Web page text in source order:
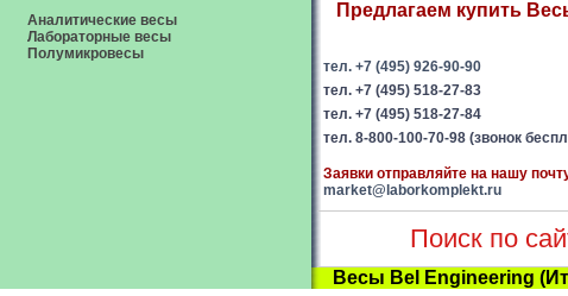
Аналитические весы
Лабораторные весы
Полумикровесы
Предлагаем купить
тел. +7 (495) 926-90-90
тел. +7 (495) 518-27-83
тел. +7 (495) 518-27-84
тел. 8-800-100-70-98 (звонок
Заявки отправляйте на нашу
market@laborkomplekt.ru
Поиск по
Весы Bel Engineering